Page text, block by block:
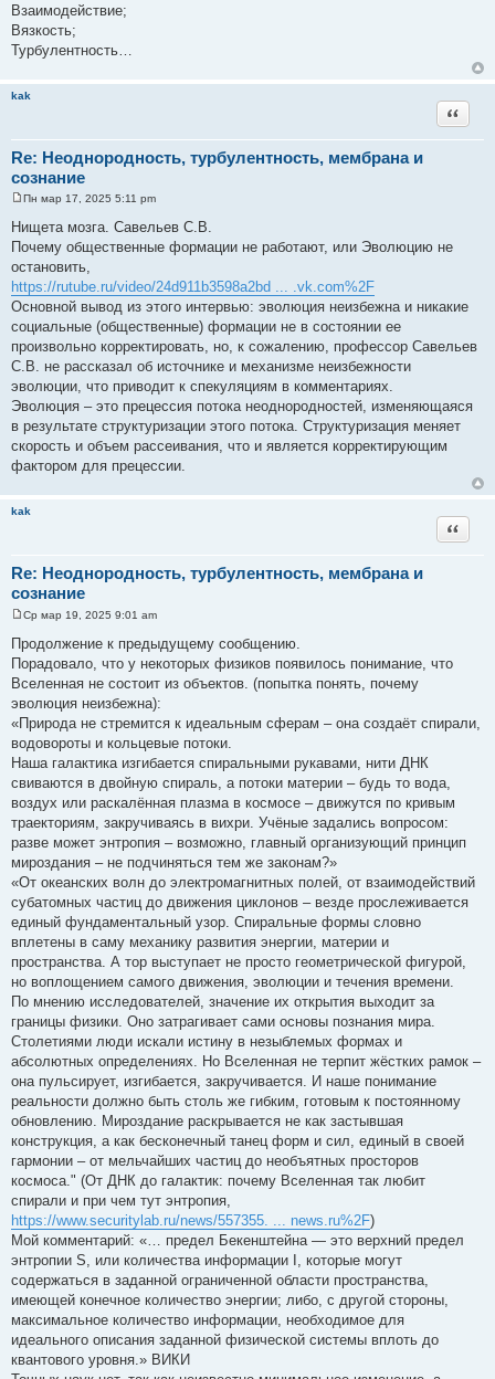
Взаимодействие;
Вязкость;
Турбулентность…
kak
Re: Неоднородность, турбулентность, мембрана и
сознание
Цитата
о
б
е
н
е
Пн мар 17, 2025 5:11 pm
Нищета мозга. Савельев С.В.
Почему общественные формации не работают, или Эволюцию не
остановить,
https://rutube.ru/video/24d911b3598a2bd ... .vk.com%2F
Основной вывод из этого интервью: эволюция неизбежна и никакие
социальные (общественные) формации не в состоянии ее
произвольно корректировать, но, к сожалению, профессор Савельев
С.В. не рассказал об источнике и механизме неизбежности
эволюции, что приводит к спекуляциям в комментариях.
Эволюция – это прецессия потока неоднородностей, изменяющаяся
в результате структуризации этого потока. Структуризация меняет
скорость и объем рассеивания, что и является корректирующим
фактором для прецессии.
kak
Re: Неоднородность, турбулентность, мембрана и
сознание
Цитата
о
б
е
н
и
е
Ср мар 19, 2025 9:01 am
Продолжение к предыдущему сообщению.
Порадовало, что у некоторых физиков появилось понимание, что
Вселенная не состоит из объектов. (попытка понять, почему
эволюция неизбежна):
«Природа не стремится к идеальным сферам – она создаёт спирали,
водовороты и кольцевые потоки.
Наша галактика изгибается спиральными рукавами, нити ДНК
свиваются в двойную спираль, а потоки материи – будь то вода,
воздух или раскалённая плазма в космосе – движутся по кривым
траекториям, закручиваясь в вихри. Учёные задались вопросом:
разве может энтропия – возможно, главный организующий принцип
мироздания – не подчиняться тем же законам?»
«От океанских волн до электромагнитных полей, от взаимодействий
субатомных частиц до движения циклонов – везде прослеживается
единый фундаментальный узор. Спиральные формы словно
вплетены в саму механику развития энергии, материи и
пространства. А тор выступает не просто геометрической фигурой,
но воплощением самого движения, эволюции и течения времени.
По мнению исследователей, значение их открытия выходит за
границы физики. Оно затрагивает сами основы познания мира.
Столетиями люди искали истину в незыблемых формах и
абсолютных определениях. Но Вселенная не терпит жёстких рамок –
она пульсирует, изгибается, закручивается. И наше понимание
реальности должно быть столь же гибким, готовым к постоянному
обновлению. Мироздание раскрывается не как застывшая
конструкция, а как бесконечный танец форм и сил, единый в своей
гармонии – от мельчайших частиц до необъятных просторов
космоса." (От ДНК до галактик: почему Вселенная так любит
спирали и при чем тут энтропия,
https://www.securitylab.ru/news/557355. ... news.ru%2F)
Мой комментарий: «… предел Бекенштейна — это верхний предел
энтропии S, или количества информации I, которые могут
содержаться в заданной ограниченной области пространства,
имеющей конечное количество энергии; либо, с другой стороны,
максимальное количество информации, необходимое для
идеального описания заданной физической системы вплоть до
квантового уровня.» ВИКИ